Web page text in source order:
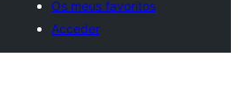
Os meus favoritos
Acceder